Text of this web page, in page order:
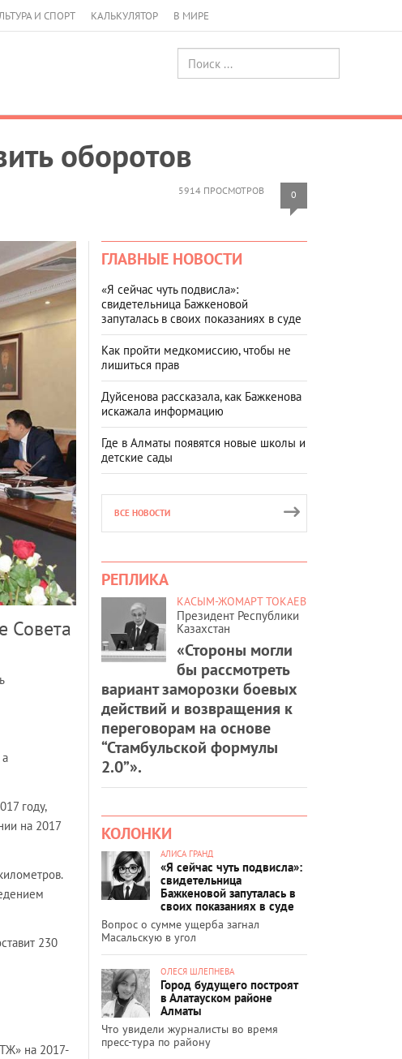
И СПОРТ КАЛЬКУЛЯТОР В МИРЕ
оборотов
5914 ПРОСМОТРОВ 0
Совета
году,
на 2017
230
на 2017-
ГЛАВНЫЕ НОВОСТИ
«Я сейчас чуть подвисла»:
свидетельница Бажкеновой
запуталась в своих показаниях в суде
Как пройти медкомиссию, чтобы не
лишиться прав
Дуйсенова рассказала, как Бажкенова
искажала информацию
Где в Алматы появятся новые школы и
детские сады
ВСЕ НОВОСТИ
РЕПЛИКА
КАСЫМ-ЖОМАРТ ТОКАЕВ
Президент Республики
Казахстан
«Стороны могли
бы рассмотреть
вариант заморозки боевых
действий и возвращения к
переговорам на основе
“Стамбульской формулы
2.0”».
КОЛОНКИ
АЛИСА ГРАНД
«Я сейчас чуть подвисла»:
свидетельница
Бажкеновой запуталась в
своих показаниях в суде
Вопрос о сумме ущерба загнал
Масальскую в угол
ОЛЕСЯ ШЛЕПНЕВА
Город будущего построят
в Алатауском районе
Алматы
Что увидели журналисты во время
пресс-тура по району